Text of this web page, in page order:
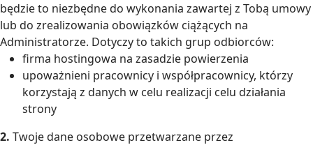
będzie to niezbędne do wykonania zawartej z Tobą umowy
lub do zrealizowania obowiązków ciążących na
Administratorze. Dotyczy to takich grup odbiorców:
firma hostingowa na zasadzie powierzenia
upoważnieni pracownicy i współpracownicy, którzy
korzystają z danych w celu realizacji celu działania
strony
2. Twoje dane osobowe przetwarzane przez